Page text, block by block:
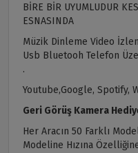
BİRE BİR UYUMLUDUR
ESNASINDA
Müzik Dinleme Video
Usb Bluetooh Telefon
.
Youtube,Google, Spotify,
Geri Görüş Kamera
Her Aracın 50 Farklı
Modeline Hızına